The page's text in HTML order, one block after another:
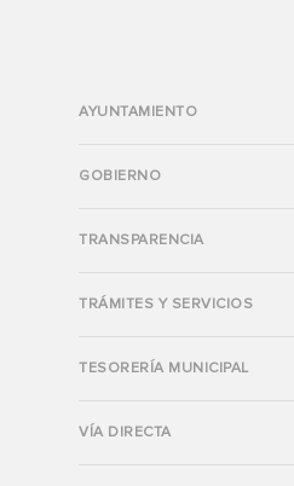
AYUNTAMIENTO
GOBIERNO
TRANSPARENCIA
TRÁMITES Y SERVICIOS
TESORERÍA MUNICIPAL
VÍA DIRECTA